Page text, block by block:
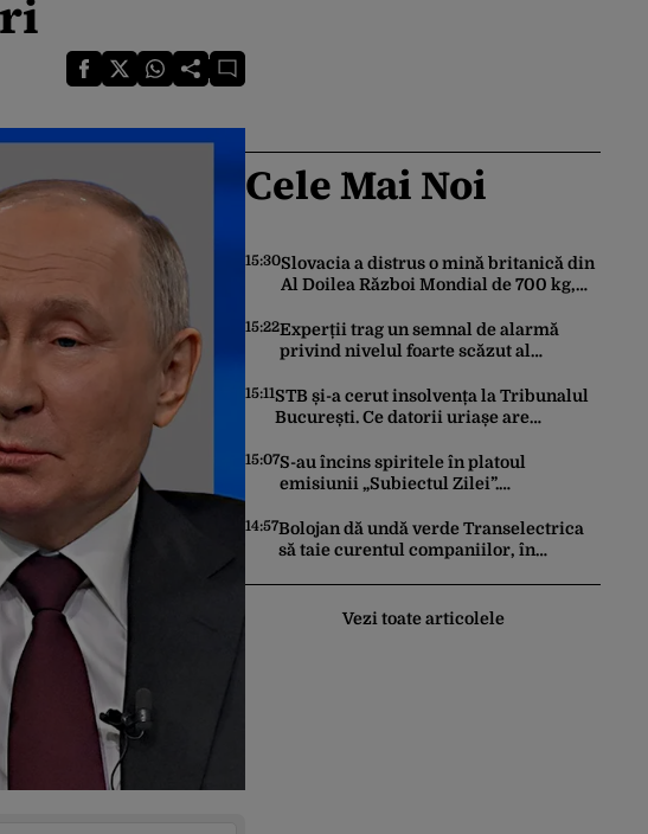
Cele Mai Noi
15:30Slovacia a distrus o mină britanică din
Al Doilea Război Mondial de 700 kg,
15:22Experții trag un semnal de alarmă
privind nivelul foarte scăzut al
decât cele de până acum
15:11STB și-a cerut insolvența la Tribunalul
București. Ce datorii uriașe are
15:07S-au încins spiritele în platoul
emisiunii „Subiectul Zilei”.
pe cine ar trebui să renegocieze
jaloanele PNRR
14:57Bolojan dă undă verde Transelectrica
să taie curentul companiilor, în
Vezi toate articolele